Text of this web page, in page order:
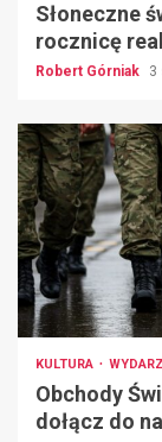
Słoneczne
rocznicę
Robert Górniak 3
KULTURA
Obchody
dołącz do